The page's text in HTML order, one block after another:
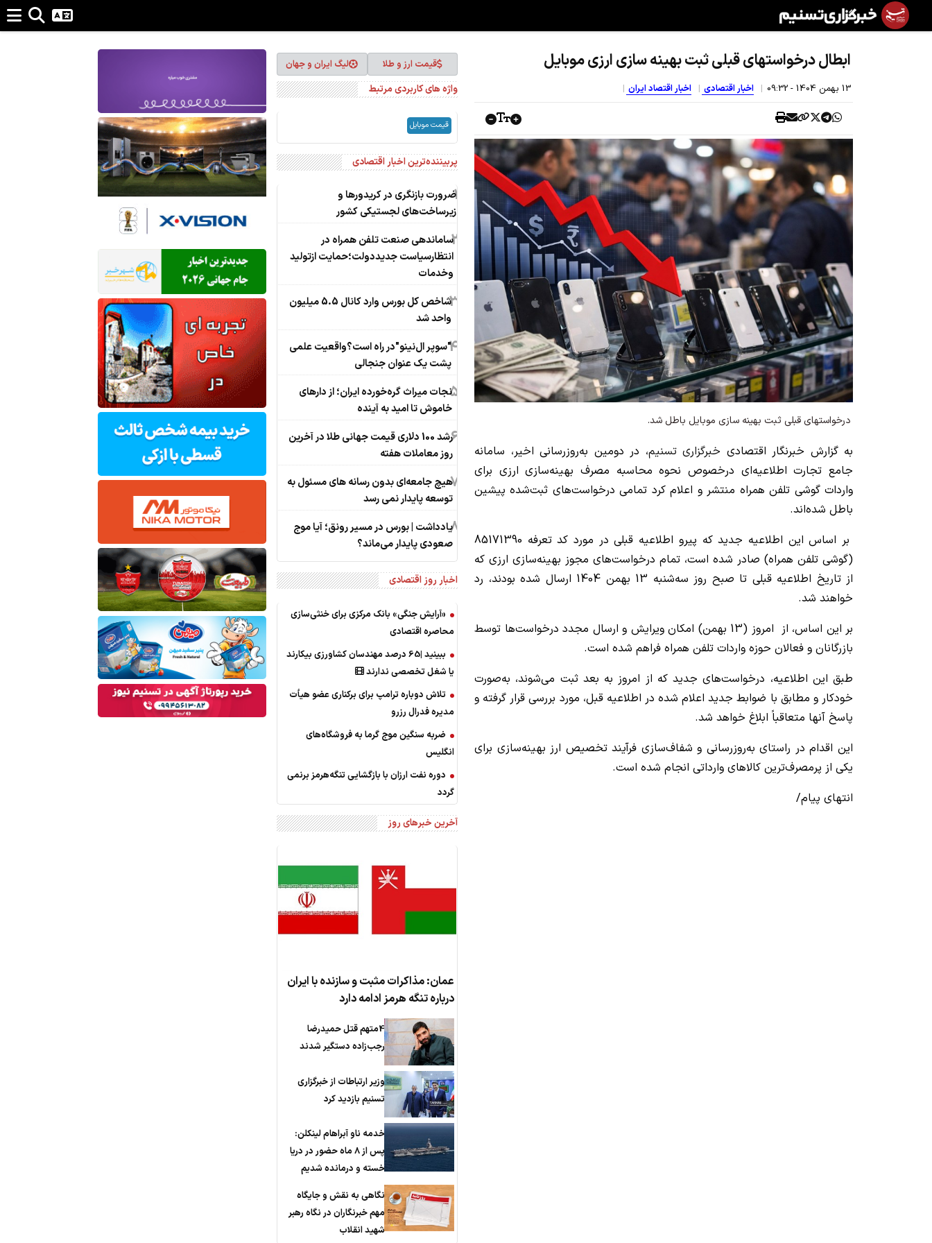
ابطال درخواستهای قبلی ثبت بهینه سازی ارزی موبایل
13 بهمن 1404 - 09:32 اخبار اقتصادی اخبار اقتصاد ایران
درخواستهای قبلی ثبت بهینه سازی موبایل باطل شد.
به گزارش خبرنگار اقتصادی خبرگزاری تسنیم، در دومین به‌روزرسانی اخیر، سامانه
جامع تجارت اطلاعیه‌ای درخصوص نحوه محاسبه مصرف بهینه‌سازی ارزی برای
واردات گوشی تلفن همراه منتشر و اعلام کرد تمامی درخواست‌های ثبت‌شده پیشین
باطل شده‌اند.
بر اساس این اطلاعیه جدید که پیرو اطلاعیه قبلی در مورد کد تعرفه 85171390
(گوشی تلفن همراه) صادر شده است، تمام درخواست‌های مجوز بهینه‌سازی ارزی که
از تاریخ اطلاعیه قبلی تا صبح روز سه‌شنبه 13 بهمن 1404 ارسال شده بودند، رد
خواهند شد.
بر این اساس، از امروز (13 بهمن) امکان ویرایش و ارسال مجدد درخواست‌ها توسط
بازرگانان و فعالان حوزه واردات تلفن همراه فراهم شده است.
طبق این اطلاعیه، درخواست‌های جدید که از امروز به بعد ثبت می‌شوند، به‌صورت
خودکار و مطابق با ضوابط جدید اعلام شده در اطلاعیه قبل، مورد بررسی قرار گرفته و
پاسخ آنها متعاقباً ابلاغ خواهد شد.
این اقدام در راستای به‌روزرسانی و شفاف‌سازی فرآیند تخصیص ارز بهینه‌سازی برای
یکی از پرمصرف‌ترین کالاهای وارداتی انجام شده است.
انتهای پیام/
قیمت ارز و طلا لیگ ایران و جهان
واژه های کاربردی مرتبط
قیمت موبایل
پربیننده‌ترین اخبار اقتصادی
1ضرورت بازنگری در کریدورها و
زیرساخت‌های لجستیکی کشور
2ساماندهی صنعت تلفن همراه در
انتظارسیاست جدیددولت؛حمایت ازتولید
وخدمات
3
شاخص کل بورس وارد کانال 5.5 میلیون
واحد شد
4"سوپر ال‌نینو"در راه است؟واقعیت علمی
پشت یک عنوان جنجالی
5نجات میراث گره‌خورده ایران؛ از دارهای
خاموش تا امید به آینده
6
رشد 100 دلاری قیمت جهانی طلا در آخرین
روز معاملات هفته
7هیچ جامعه‌ای بدون رسانه ‌های مسئول به
توسعه پایدار نمی رسد
8یادداشت | بورس در مسیر رونق؛ آیا موج
صعودی پایدار می‌ماند؟
اخبار روز اقتصادی
«آرایش جنگی» بانک مرکزی برای خنثی‌سازی
محاصره اقتصادی
ببینید |65 درصد مهندسان کشاورزی بیکارند
یا شغل تخصصی ندارند
تلاش دوباره ترامپ برای برکناری عضو هیأت‌
مدیره فدرال رزرو
ضربه سنگین موج گرما به فروشگاه‌های
انگلیس
دوره نفت ارزان با بازگشایی تنگه‌هرمز برنمی
گردد
آخرین خبرهای روز
عمان: مذاکرات مثبت و سازنده با ایران
درباره تنگه هرمز ادامه دارد
4متهم قتل حمیدرضا
رجب‌زاده دستگیر شدند
وزیر ارتباطات از خبرگزاری
تسنیم بازدید کرد
خدمه ناو آبراهام لینکلن:
پس از 8 ماه حضور در دریا
خسته و درمانده‌ شدیم
نگاهی به نقش و جایگاه
مهم خبرنگاران در نگاه رهبر
شهید انقلاب